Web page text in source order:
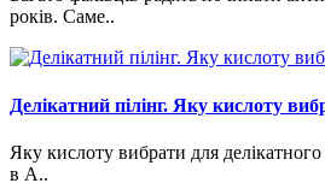
років. Саме..
Делікатний пілінг. Яку кислоту
Яку кислоту вибрати для
в A..